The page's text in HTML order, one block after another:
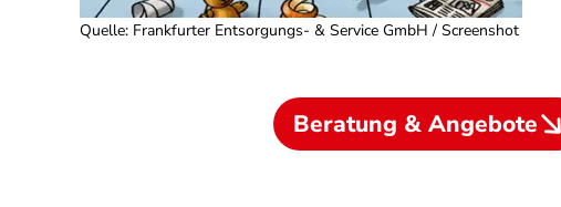
Quelle: Frankfurter Entsorgungs- & Service GmbH / Screenshot
Beratung & Angebote